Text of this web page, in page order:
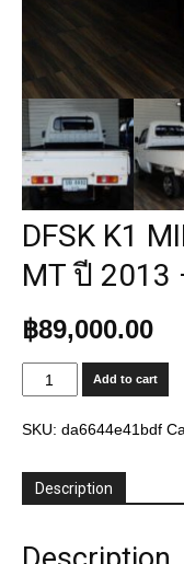
DFSK K1
MT ปี 2013
฿89,000.00
DFSK
K1
LPG
2013
Add to cart
SKU: da6644e41bdf
Description